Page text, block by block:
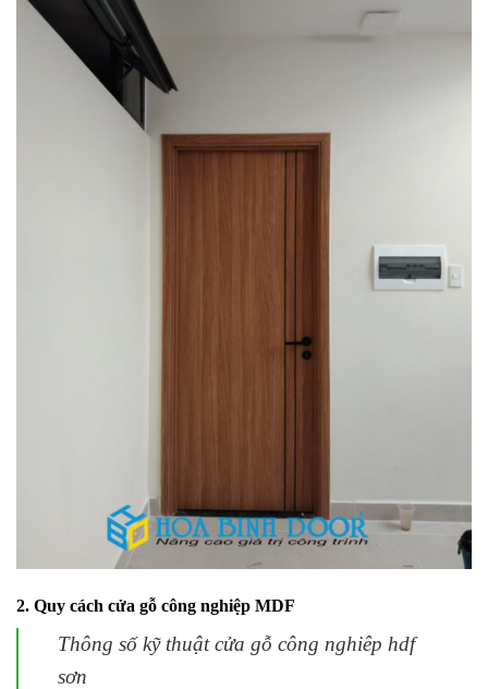
2. Quy cách cửa gỗ công nghiệp MDF
Thông số kỹ thuật cửa gỗ công nghiêp hdf
sơn